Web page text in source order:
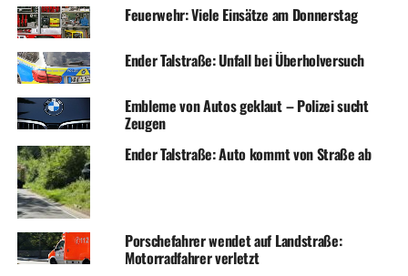
Feuerwehr: Viele Einsätze am Donnerstag
Ender Talstraße: Unfall bei Überholversuch
Embleme von Autos geklaut – Polizei sucht
Zeugen
Ender Talstraße: Auto kommt von Straße ab
Porschefahrer wendet auf Landstraße:
Motorradfahrer verletzt